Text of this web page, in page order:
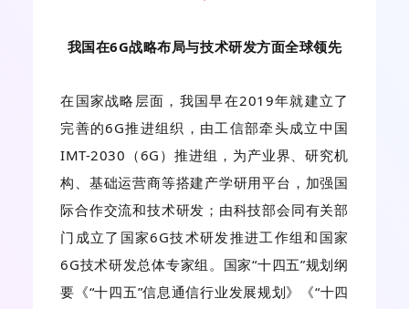
我国在6G战略布局与技术研发方面全球领先
在国家战略层面，我国早在2019年就建立了
完善的6G推进组织，由工信部牵头成立中国
IMT-2030（6G）推进组，为产业界、研究机
构、基础运营商等搭建产学研用平台，加强国
际合作交流和技术研发；由科技部会同有关部
门成立了国家6G技术研发推进工作组和国家
6G技术研发总体专家组。国家“十四五”规划纲
要《“十四五”信息通信行业发展规划》《“十四